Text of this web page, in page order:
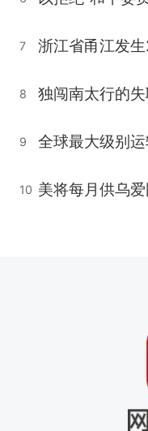
7
8
9
10 美将每月供乌